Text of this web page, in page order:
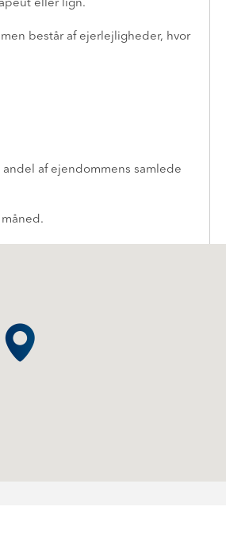
eller lign.
består af ejerlejligheder, hvor
af ejendommens samlede